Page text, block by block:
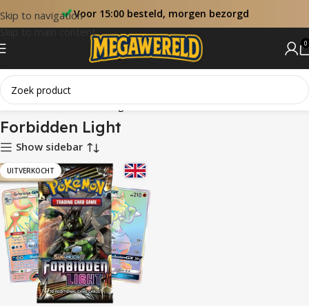
Skip to navigation
Skip to main content
Voor 15:00 besteld, morgen bezorgd
0
Home Sets Forbidden Light
Forbidden Light
Show sidebar
UITVERKOCHT